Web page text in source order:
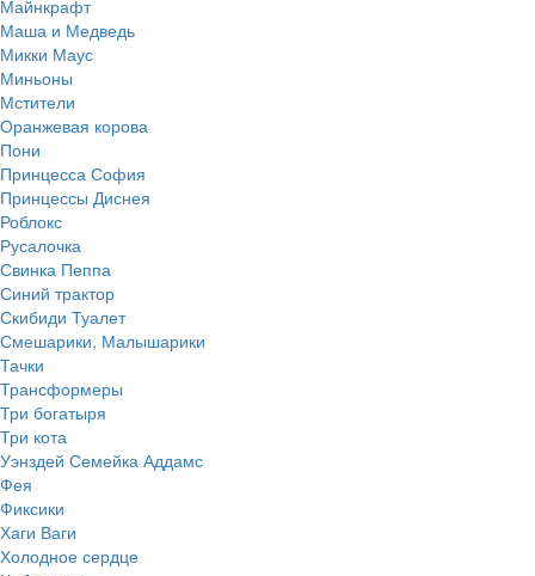
Майнкрафт
Маша и Медведь
Микки Маус
Миньоны
Мстители
Оранжевая корова
Пони
Принцесса София
Принцессы Диснея
Роблокс
Русалочка
Свинка Пеппа
Синий трактор
Скибиди Туалет
Смешарики, Малышарики
Тачки
Трансформеры
Три богатыря
Три кота
Уэнздей Семейка Аддамс
Фея
Фиксики
Хаги Ваги
Холодное сердце